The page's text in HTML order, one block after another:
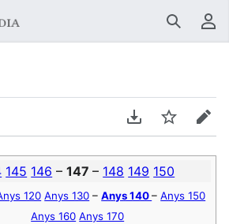
Buscar
Descarregar en
Vigilar
145 146 –147– 148 149 150
120 Anys 130 –Anys 140–Anys 150
Anys 160 Anys 170